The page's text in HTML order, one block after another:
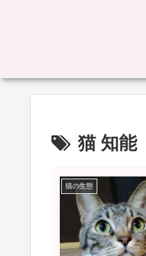
猫 知能
猫の生態